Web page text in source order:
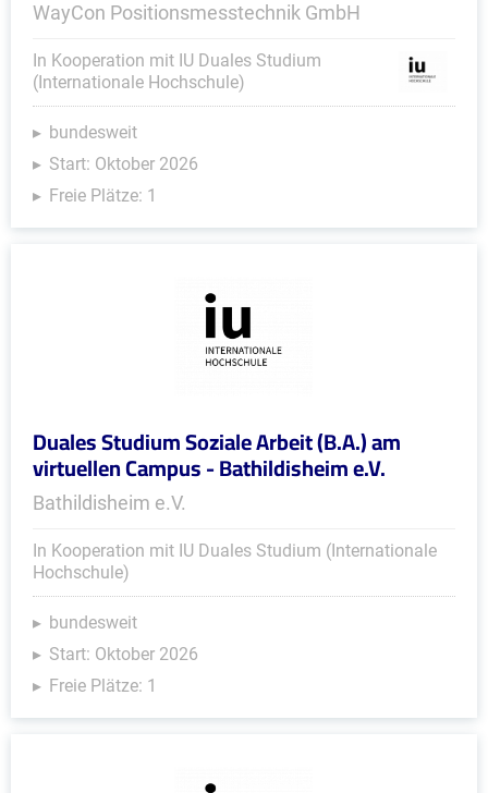
WayCon Positionsmesstechnik GmbH
In Kooperation mit IU Duales Studium
(Internationale Hochschule)
bundesweit
Start: Oktober 2026
Freie Plätze: 1
Duales Studium Soziale Arbeit (B.A.) am
virtuellen Campus - Bathildisheim e.V.
Bathildisheim e.V.
In Kooperation mit IU Duales Studium (Internationale
Hochschule)
bundesweit
Start: Oktober 2026
Freie Plätze: 1